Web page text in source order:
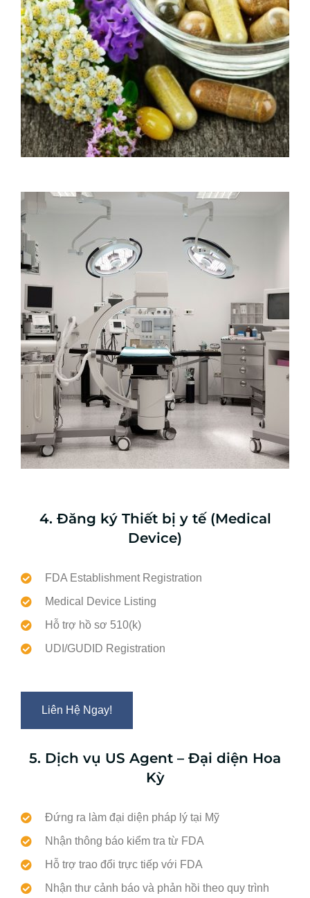
4. Đăng ký Thiết bị y tế (Medical
Device)
FDA Establishment Registration
Medical Device Listing
Hỗ trợ hồ sơ 510(k)
UDI/GUDID Registration
Liên Hệ Ngay!
5. Dịch vụ US Agent – Đại diện Hoa
Kỳ
Đứng ra làm đại diện pháp lý tại Mỹ
Nhận thông báo kiểm tra từ FDA
Hỗ trợ trao đổi trực tiếp với FDA
Nhận thư cảnh báo và phản hồi theo quy trình